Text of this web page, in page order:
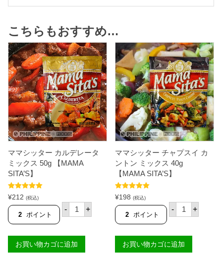
こちらもおすすめ…
ママシッター カルデレータ
ミックス 50g 【MAMA
SITA’S】
5段階中5.00
の評価
¥212 (税込)
2 ポイント
- マ
マ
タ
ー
カ
+
お買い物カゴに追加
ママシッター チャプスイ カ
ントン ミックス 40g
【MAMA SITA’S】
5段階中5.00
の評価
¥198 (税込)
2 ポイント
- マ
マ
タ
ー
チ
+
お買い物カゴに追加